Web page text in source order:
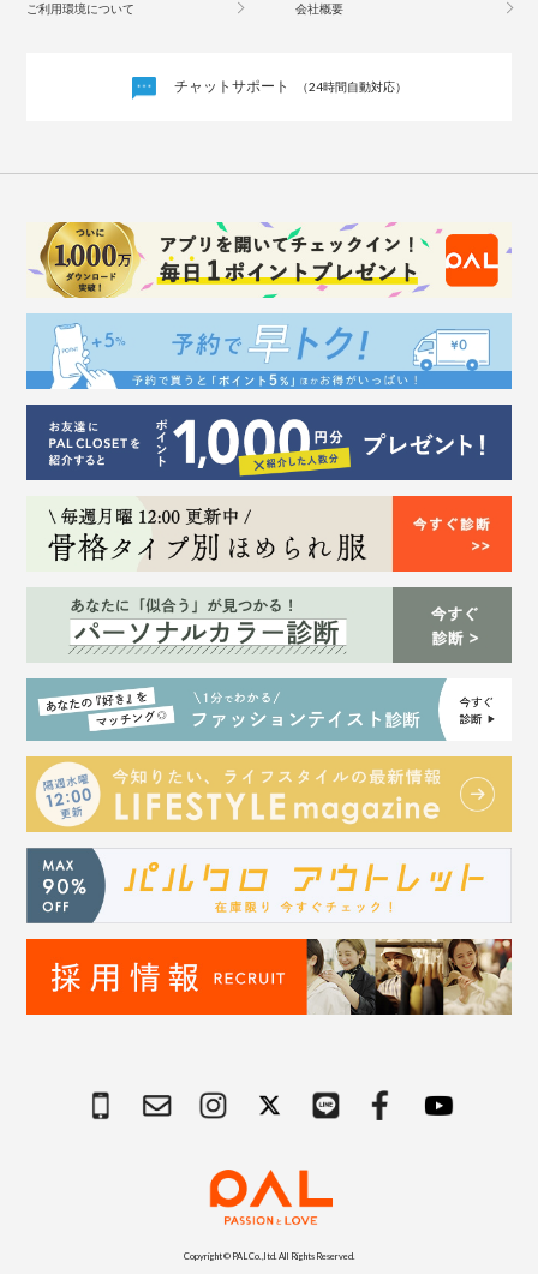
ご利用環境について 会社概要
チャットサポート （24時間自動対応）
Copyright © PAL Co.,ltd. All Rights Reserved.